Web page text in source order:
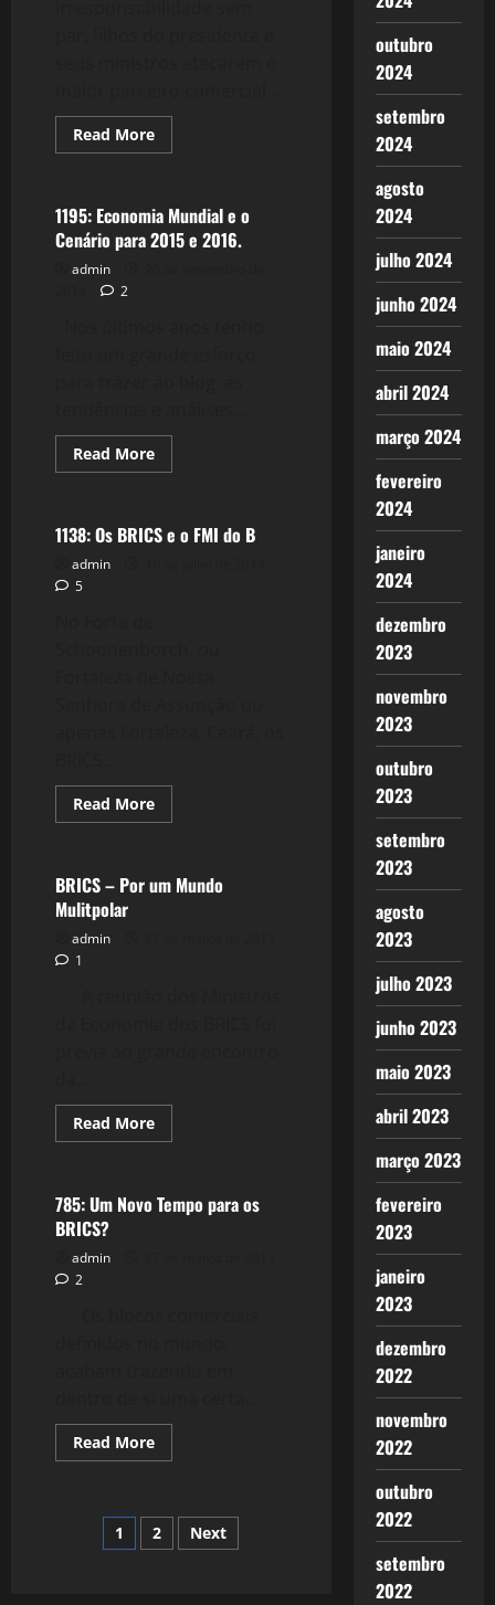
Read MoreRead
more
China
–
O
Crise 2.0
1195: Economia Mundial e o
Cenário para 2015 e 2016.
admin
2
Read MoreRead
more
Mundial
e
Crise 2.0
1138: Os BRICS e o FMI do B
admin
5
Read MoreRead
more
BRICS
e
Crise 2.0
BRICS – Por um Mundo
Mulitpolar
admin
1
Read MoreRead
more
Por
um
Crise 2.0
785: Um Novo Tempo para os
BRICS?
admin
2
Read MoreRead
more
Novo
Tempo
para
Paginação
1 2 Next
outubro
2024
setembro
2024
agosto
2024
julho 2024
junho 2024
maio 2024
abril 2024
março 2024
fevereiro
2024
janeiro
2024
dezembro
2023
novembro
2023
outubro
2023
setembro
2023
agosto
2023
julho 2023
junho 2023
maio 2023
abril 2023
março 2023
fevereiro
2023
janeiro
2023
dezembro
2022
novembro
2022
outubro
2022
setembro
2022